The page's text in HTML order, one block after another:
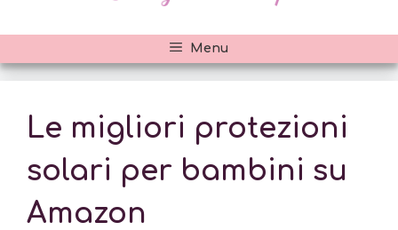
Menu
Le migliori protezioni
solari per bambini su
Amazon